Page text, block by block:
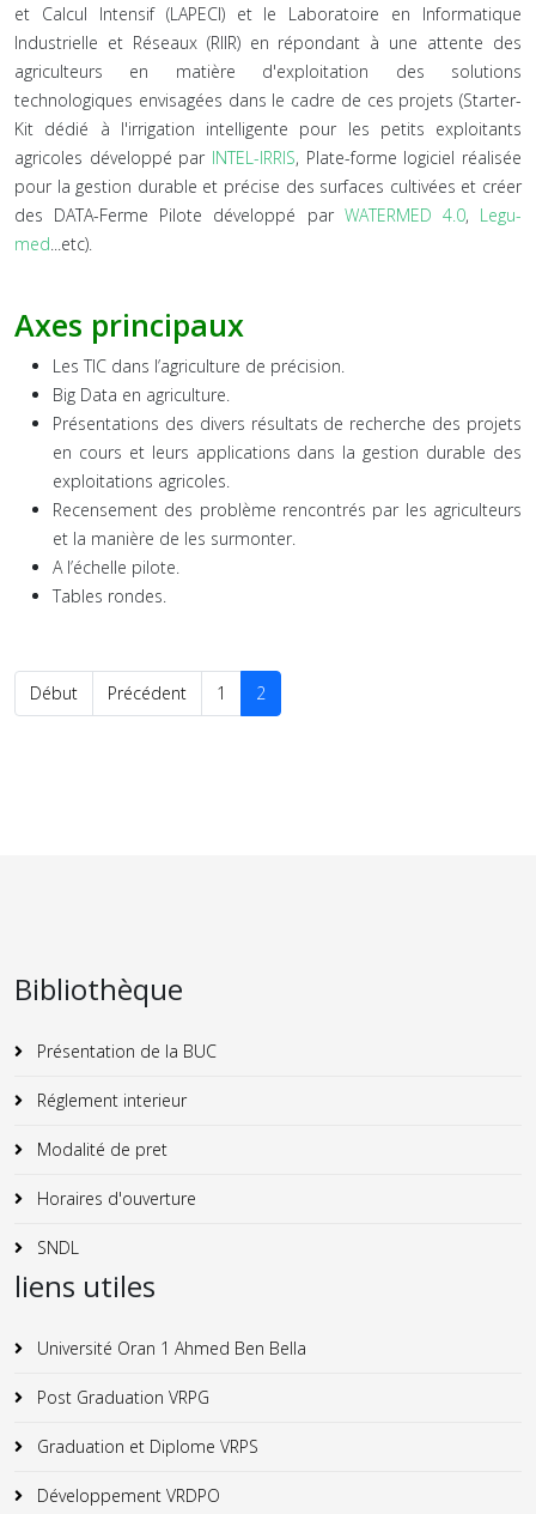
et Calcul Intensif (LAPECI) et le Laboratoire en Informatique
Industrielle et Réseaux (RIIR) en répondant à une attente des
agriculteurs en matière d'exploitation des solutions
technologiques envisagées dans le cadre de ces projets (Starter-
Kit dédié à l'irrigation intelligente pour les petits exploitants
agricoles développé par INTEL-IRRIS, Plate-forme logiciel réalisée
pour la gestion durable et précise des surfaces cultivées et créer
des DATA-Ferme Pilote développé par WATERMED 4.0, Legu-
med...etc).
Axes principaux
Les TIC dans l’agriculture de précision.
Big Data en agriculture.
Présentations des divers résultats de recherche des projets
en cours et leurs applications dans la gestion durable des
exploitations agricoles.
Recensement des problème rencontrés par les agriculteurs
et la manière de les surmonter.
A l’échelle pilote.
Tables rondes.
Début Précédent 1 2
Bibliothèque
Présentation de la BUC
Réglement interieur
Modalité de pret
Horaires d'ouverture
SNDL
liens utiles
Université Oran 1 Ahmed Ben Bella
Post Graduation VRPG
Graduation et Diplome VRPS
Développement VRDPO